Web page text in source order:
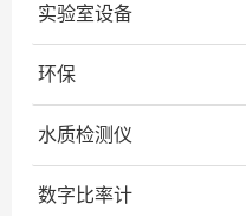
实验室设备
环保
水质检测仪
数字比率计